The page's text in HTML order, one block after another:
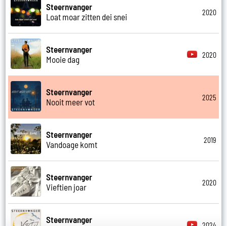
Steernvanger
Loat moar zitten dei snei
2020
Steernvanger
Mooie dag
2020
Steernvanger
Nooit meer vot
2025
Steernvanger
Vandoage komt
2019
Steernvanger
Vieftien joar
2020
Steernvanger